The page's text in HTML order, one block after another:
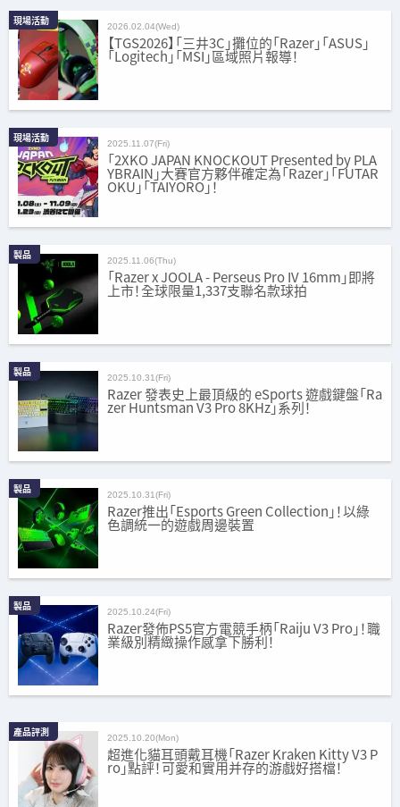
現場活動 2026.02.04(Wed)
【TGS2026】「三井3C」攤位的「Razer」「ASUS」
「Logitech」「MSI」區域照片報導！
現場活動 2025.11.07(Fri)
「2XKO JAPAN KNOCKOUT Presented by PLA
YBRAIN」大賽官方夥伴確定為「Razer」「FUTAR
OKU」「TAIYORO」！
製品 2025.11.06(Thu)
「Razer x JOOLA - Perseus Pro IV 16mm」即將
上市！全球限量1,337支聯名款球拍
製品 2025.10.31(Fri)
Razer 發表史上最頂級的 eSports 遊戲鍵盤「Ra
zer Huntsman V3 Pro 8KHz」系列！
製品 2025.10.31(Fri)
Razer推出「Esports Green Collection」！以綠
色調統一的遊戲周邊裝置
製品 2025.10.24(Fri)
Razer發佈PS5官方電競手柄「Raiju V3 Pro」！職
業級別精緻操作感拿下勝利！
產品評測 2025.10.20(Mon)
超進化貓耳頭戴耳機「Razer Kraken Kitty V3 P
ro」點評！可愛和實用并存的游戲好搭檔！